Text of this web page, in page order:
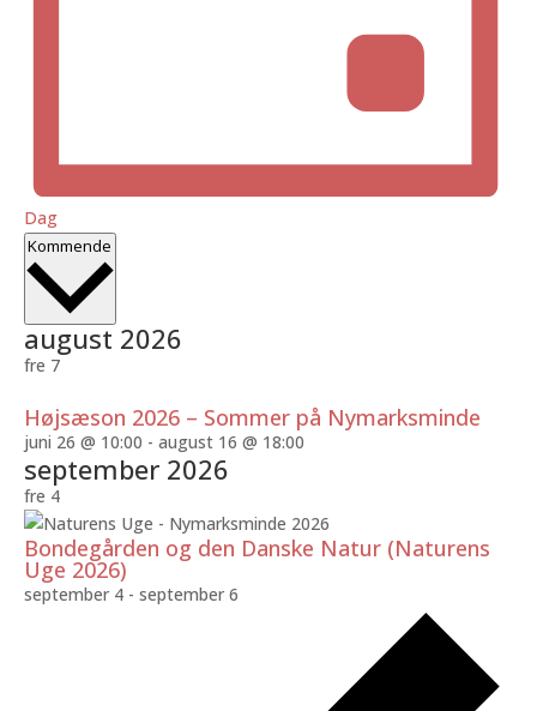
Dag
Kommende
august 2026
fre 7
Højsæson 2026 – Sommer på Nymarksminde
juni 26 @ 10:00 - august 16 @ 18:00
september 2026
fre 4
Bondegården og den Danske Natur (Naturens
Uge 2026)
september 4- september 6